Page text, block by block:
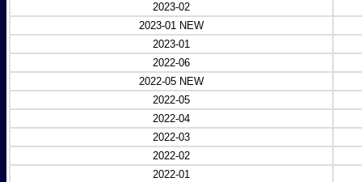
2023-02
2023-01 NEW
2023-01
2022-06
2022-05 NEW
2022-05
2022-04
2022-03
2022-02
2022-01